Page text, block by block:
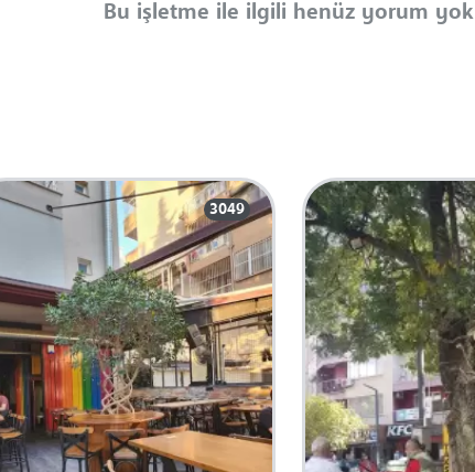
Bu işletme ile ilgili henüz yorum yok
3049